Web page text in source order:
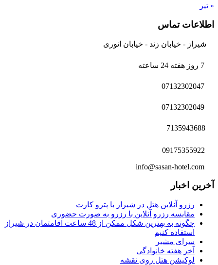
« تیر
اطلاعات تماس
شیراز - خیابان زند - خیابان انوری
آخرین اخبار
رزرو آنلاین هتل در شیراز با پترو کارت
مقایسه رزرو آنلاین با رزرو به صورت حضوری
چگونه به بهترین شکل ممکن از 48 ساعت اقامتمان در شیراز
استفاده کنیم
سرای مشیر
آخر هفته خانوادگی
لوکیشن هتل روی نقشه